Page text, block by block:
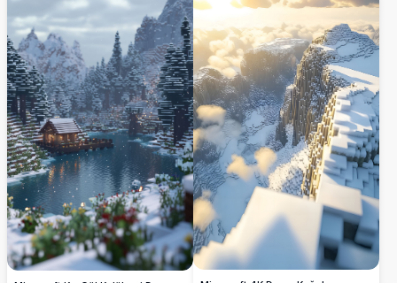
koleksiyonlar için çarpıcı manzaralar